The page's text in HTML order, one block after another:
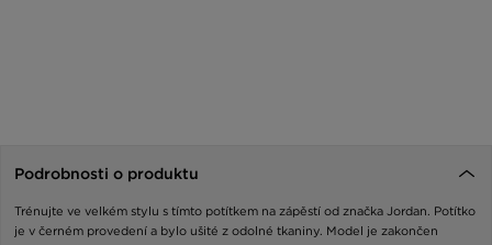
Podrobnosti o produktu
Trénujte ve velkém stylu s tímto potítkem na zápěstí od značka Jordan. Potítko
je v černém provedení a bylo ušité z odolné tkaniny. Model je zakončen